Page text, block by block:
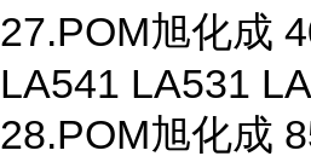
27.POM旭化成
LA541 LA531
28.POM旭化成